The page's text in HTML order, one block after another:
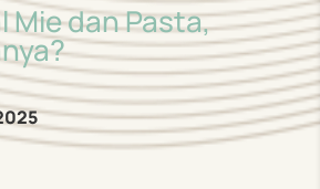
Mie dan Pasta,